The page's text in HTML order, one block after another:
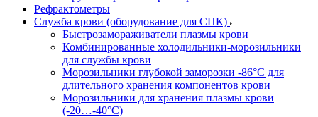
Рефрактометры
Служба крови (оборудование для СПК)
Быстрозамораживатели плазмы крови
Комбинированные холодильники-морозильники
для службы крови
Морозильники глубокой заморозки -86°С для
длительного хранения компонентов крови
Морозильники для хранения плазмы крови
(-20…-40°С)